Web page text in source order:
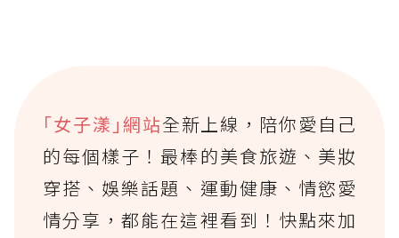
｢女子漾｣網站全新上線，陪你愛自己
的每個樣子！最棒的美食旅遊、美妝
穿搭、娛樂話題、運動健康、情慾愛
情分享，都能在這裡看到！快點來加